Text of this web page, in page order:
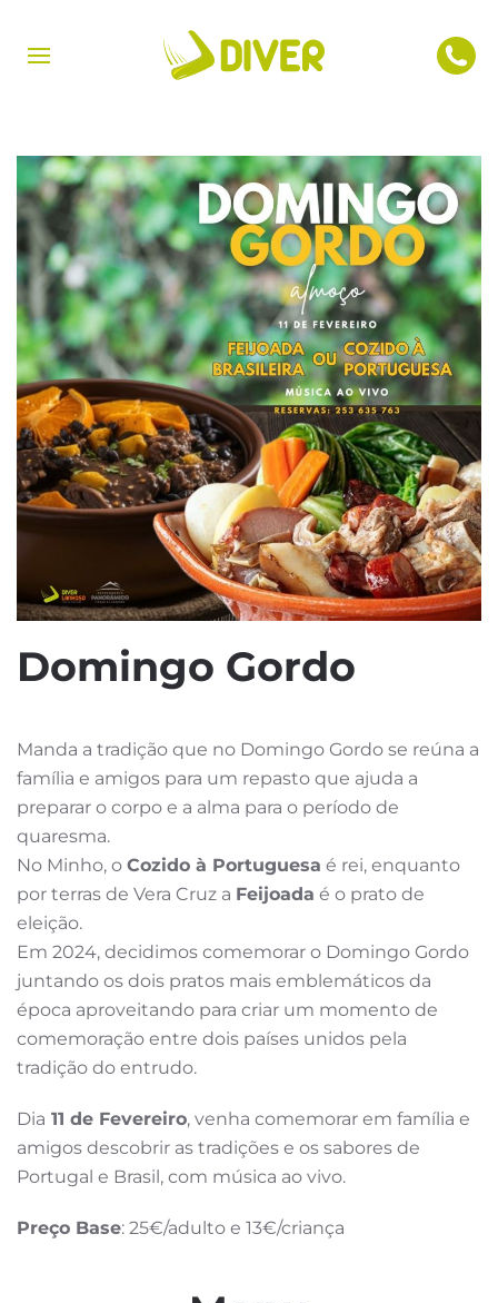
Domingo Gordo
Manda a tradição que no Domingo Gordo se reúna a
família e amigos para um repasto que ajuda a
preparar o corpo e a alma para o período de
quaresma.
No Minho, o Cozido à Portuguesa é rei, enquanto
por terras de Vera Cruz a Feijoada é o prato de
eleição.
Em 2024, decidimos comemorar o Domingo Gordo
juntando os dois pratos mais emblemáticos da
época aproveitando para criar um momento de
comemoração entre dois países unidos pela
tradição do entrudo.
Dia 11 de Fevereiro, venha comemorar em família e
amigos descobrir as tradições e os sabores de
Portugal e Brasil, com música ao vivo.
Preço Base: 25€/adulto e 13€/criança